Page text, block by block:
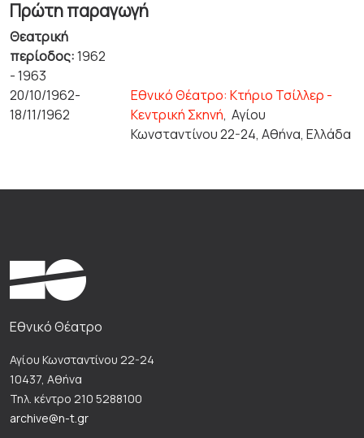
Πρώτη παραγωγή
Θεατρική
περίοδος:1962
- 1963
20/10/1962-
18/11/1962
Εθνικό Θέατρο: Κτήριο Τσίλλερ -
Κεντρική Σκηνή,Αγίου
Κωνσταντίνου 22-24, Αθήνα, Ελλάδα
Εθνικό Θέατρο
Αγίου Κωνσταντίνου 22-24
10437, Αθήνα
Τηλ. κέντρο 210 5288100
archive@n-t.gr